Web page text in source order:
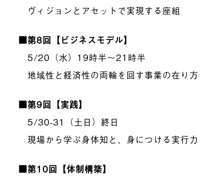
ヴィジョンとアセットで実現する座組
■第8回【ビジネスモデル】
5/20（水）19時半〜21時半
地域性と経済性の両輪を回す事業の在り方
■第9回【実践】
5/30-31（土日）終日
現場から学ぶ身体知と、身につける実行力
■第10回【体制構築】